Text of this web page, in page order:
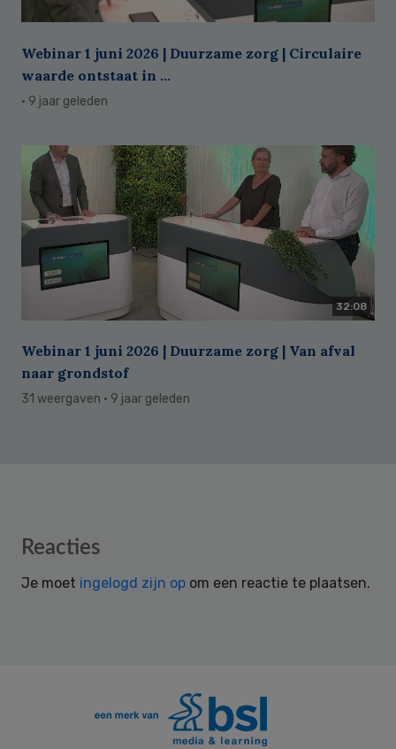
Webinar 1 juni 2026 | Duurzame zorg | Circulaire
waarde ontstaat in ...
· 9 jaar geleden
32:08
Webinar 1 juni 2026 | Duurzame zorg | Van afval
naar grondstof
31 weergaven · 9 jaar geleden
Reader
Reacties
Je moet ingelogd zijn op om een reactie te plaatsen.